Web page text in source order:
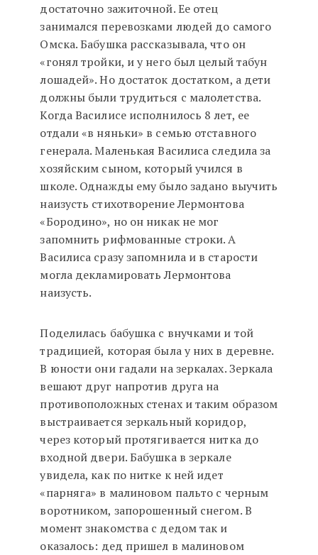
достаточно зажиточной. Ее отец
занимался перевозками людей до самого
Омска. Бабушка рассказывала, что он
«гонял тройки, и у него был целый табун
лошадей». Но достаток достатком, а дети
должны были трудиться с малолетства.
Когда Василисе исполнилось 8 лет, ее
отдали «в няньки» в семью отставного
генерала. Маленькая Василиса следила за
хозяйским сыном, который учился в
школе. Однажды ему было задано выучить
наизусть стихотворение Лермонтова
«Бородино», но он никак не мог
запомнить рифмованные строки. А
Василиса сразу запомнила и в старости
могла декламировать Лермонтова
наизусть.
Поделилась бабушка с внучками и той
традицией, которая была у них в деревне.
В юности они гадали на зеркалах. Зеркала
вешают друг напротив друга на
противоположных стенах и таким образом
выстраивается зеркальный коридор,
через который протягивается нитка до
входной двери. Бабушка в зеркале
увидела, как по нитке к ней идет
«парняга» в малиновом пальто с черным
воротником, запорошенный снегом. В
момент знакомства с дедом так и
оказалось: дед пришел в малиновом